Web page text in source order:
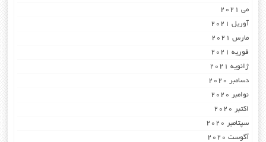
می 2021
آوریل 2021
مارس 2021
فوریه 2021
ژانویه 2021
دسامبر 2020
نوامبر 2020
اکتبر 2020
سپتامبر 2020
آگوست 2020